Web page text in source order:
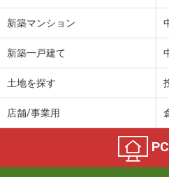
新築マンション
新築一戸建て
土地を探す
店舗/事業用